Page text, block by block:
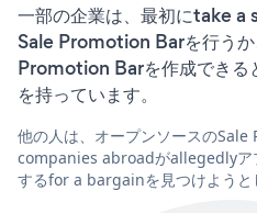
一部の企業は、最初にtake a
Sale Promotion Barを行う
Promotion Barを作成できる
を持っています。
他の人は、オープンソースの
companies abroadがallegedlyア
するfor a bargainを見つけようと